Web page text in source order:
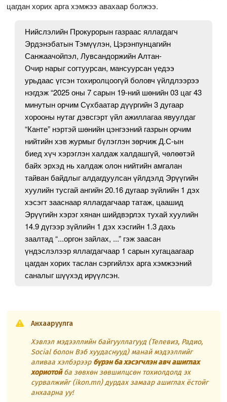
цагдан хорих арга хэмжээ авахаар болжээ.
Нийслэлийн Прокурорын газраас яллагдагч
Эрдэнэбатын Тэмүүлэн, Цэрэнпунцагийн
Санжаачойпэл, Лувсандоржийн Алтан-
Очир нарыг согтуурсан, мансуурсан үедээ
урьдаас үгсэн тохиролцоогүй боловч үйлдлээрээ
нэгдэж “2025 оны 7 сарын 19-ний шөнийн 03 цаг 43
минутын орчим Сүхбаатар дүүргийн 3 дугаар
хорооны нутаг дэвсгэрт үйл ажиллагаа явуулдаг
“Канте” нэртэй шөнийн цэнгээний газрын орчим
нийтийн хэв журмыг бүлэглэн зөрчиж Д.С-ын
биед хүч хэрэглэн халдаж халдашгүй, чөлөөтэй
байх эрхэд нь халдаж олон нийтийн амгалан
тайван байдлыг алдагдуулсан үйлдэлд Эрүүгийн
хуулийн тусгай ангийн 20.16 дугаар зүйлийн 1 дэх
хэсэгт зааснаар яллагдагчаар татаж, цаашид
Эрүүгийн хэрэг хянан шийдвэрлэх тухай хуулийн
14.9 дүгээр зүйлийн 1 дэх хэсгийн 1.3 дахь
заалтад “...оргон зайлах, ...” гэж заасан
үндэслэлээр яллагдагчаар 1 сарын хугацаагаар
цагдан хорих таслан сэргийлэх арга хэмжээний
саналыг шүүхэд ирүүлсэн.
Анхааруулга
Хэвлэл мэдээллийн байгууллагууд (Телевиз, Радио,
Social болон Вэб хуудаснууд) манай мэдээллийг
аливаа хэлбэрээр бүрэн ба хэсэгчлэн авч ашиглах
хориотойба зөвхөн зөвшилцсөн тохиолдолд эх
сурвалжийг (ikon.mn) дурдах замаар ашиглах ёстойг
анхаарна уу!